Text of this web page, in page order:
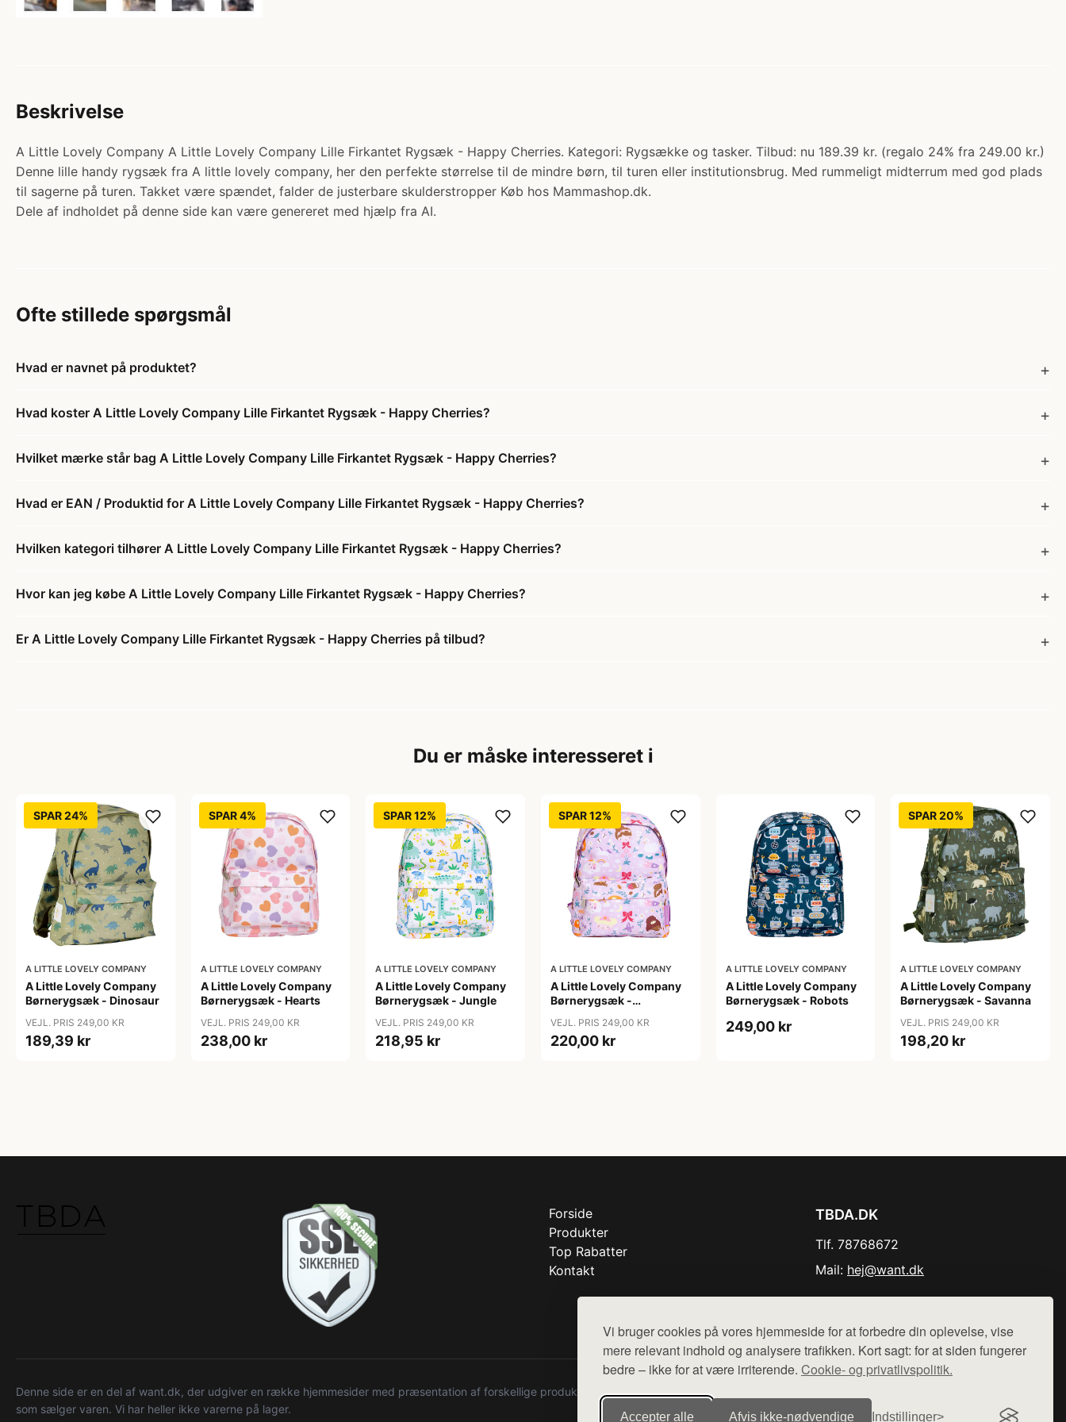
Vi bruger cookies på vores hjemmeside for at forbedre din oplevelse, vise
mere relevant indhold og analysere trafikken. Kort sagt: for at siden fungerer
bedre – ikke for at være irriterende. Cookie- og privatlivspolitik.
Accepter alle Afvis ikke‑nødvendige Indstillinger
Beskrivelse
A Little Lovely Company A Little Lovely Company Lille Firkantet Rygsæk - Happy Cherries. Kategori: Rygsække og tasker. Tilbud: nu 189.39 kr. (regalo 24% fra 249.00 kr.)
Denne lille handy rygsæk fra A little lovely company, her den perfekte størrelse til de mindre børn, til turen eller institutionsbrug. Med rummeligt midterrum med god plads
til sagerne på turen. Takket være spændet, falder de justerbare skulderstropper Køb hos Mammashop.dk.
Dele af indholdet på denne side kan være genereret med hjælp fra AI.
Ofte stillede spørgsmål
Hvad er navnet på produktet?
Hvad koster A Little Lovely Company Lille Firkantet Rygsæk - Happy Cherries?
Hvilket mærke står bag A Little Lovely Company Lille Firkantet Rygsæk - Happy Cherries?
Hvad er EAN / Produktid for A Little Lovely Company Lille Firkantet Rygsæk - Happy Cherries?
Hvilken kategori tilhører A Little Lovely Company Lille Firkantet Rygsæk - Happy Cherries?
Hvor kan jeg købe A Little Lovely Company Lille Firkantet Rygsæk - Happy Cherries?
Er A Little Lovely Company Lille Firkantet Rygsæk - Happy Cherries på tilbud?
Du er måske interesseret i
SPAR 24%
A LITTLE LOVELY COMPANY
A Little Lovely Company
Børnerygsæk - Dinosaur
VEJL. PRIS 249,00 KR
189,39 kr
SPAR 4%
A LITTLE LOVELY COMPANY
A Little Lovely Company
Børnerygsæk - Hearts
VEJL. PRIS 249,00 KR
238,00 kr
SPAR 12%
A LITTLE LOVELY COMPANY
A Little Lovely Company
Børnerygsæk - Jungle
VEJL. PRIS 249,00 KR
218,95 kr
SPAR 12%
A LITTLE LOVELY COMPANY
A Little Lovely Company
Børnerygsæk -
VEJL. PRIS 249,00 KR
220,00 kr
A LITTLE LOVELY COMPANY
A Little Lovely Company
Børnerygsæk - Robots
249,00 kr
SPAR 20%
A LITTLE LOVELY COMPANY
A Little Lovely Company
Børnerygsæk - Savanna
VEJL. PRIS 249,00 KR
198,20 kr
Forside
Produkter
Top Rabatter
Kontakt
TBDA.DK
Tlf. 78768672
Mail: hej@want.dk
Denne side er en del af want.dk, der udgiver en række hjemmesider med præsentation af forskellige produkter fra diverse webshops. Der sælges ikke varer fra denne side - vi henviser til de shops,
som sælger varen. Vi har heller ikke varerne på lager.